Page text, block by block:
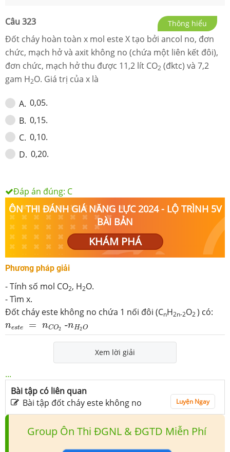
Câu 323 Thông hiểu
Đốt cháy hoàn toàn x mol este X tạo bởi ancol no, đơn
chức, mạch hở và axit không no (chứa một liên kết đôi),
đơn chức, mạch hở thu được 11,2 lít CO2 (đktc) và 7,2
gam H2O. Giá trị của x là
A. 0,05.
B. 0,15.
C. 0,10.
D. 0,20.
Đáp án đúng: C
ÔN THI ĐÁNH GIÁ NĂNG LỰC 2024 - LỘ TRÌNH 5V
BÀI BẢN
KHÁM PHÁ
Phương pháp giải
- Tính số mol CO2, H2O.
- Tìm x.
Đốt cháy este không no chứa 1 nối đôi (CnH2n-2O2) có:
neste = nCO2 -nH2O
nest e= nCO 2-nH2
Xem lời giải
...
Bài tập có liên quan
Bài tập đốt cháy este không no
Luyện Ngay
Group Ôn Thi ĐGNL & ĐGTD Miễn Phí